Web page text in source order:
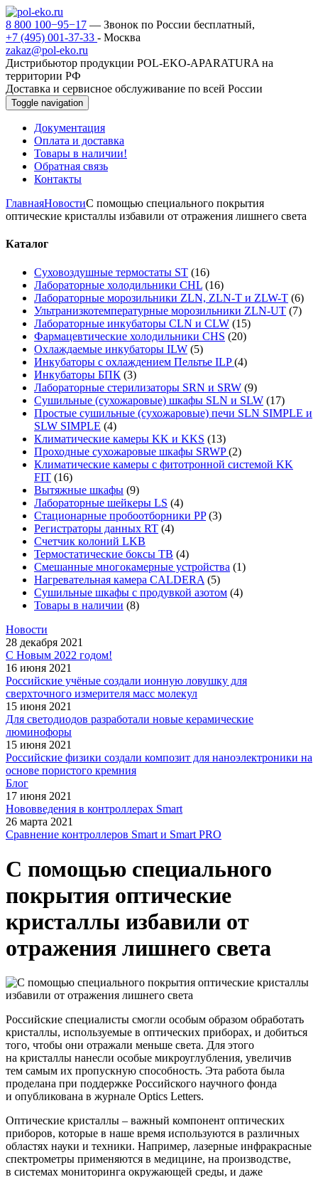
8 800 100−95−17 — Звонок по России бесплатный,
+7 (495) 001-37-33 - Москва
zakaz@pol-eko.ru
Дистрибьютор продукции POL-EKO-APARATURA на
территории РФ
Доставка и сервисное обслуживание по всей России
Toggle navigation
Документация
Оплата и доставка
Товары в наличии!
Обратная связь
Контакты
ГлавнаяНовостиС помощью специального покрытия
оптические кристаллы избавили от отражения лишнего света
Каталог
Суховоздушные термостаты ST (16)
Лабораторные холодильники CHL (16)
Лабораторные морозильники ZLN, ZLN-T и ZLW-T (6)
Ультранизкотемпературные морозильники ZLN-UT (7)
Лабораторные инкубаторы CLN и CLW (15)
Фармацевтические холодильники CHS (20)
Охлаждаемые инкубаторы ILW (5)
Инкубаторы с охлаждением Пельтье ILP(4)
Инкубаторы БПК (3)
Лабораторные стерилизаторы SRN и SRW (9)
Сушильные (сухожаровые) шкафы SLN и SLW (17)
Простые сушильные (сухожаровые) печи SLN SIMPLE и
SLW SIMPLE (4)
Климатические камеры KK и KKS (13)
Проходные сухожаровые шкафы SRWP(2)
Климатические камеры с фитотронной системой KK
FIT (16)
Вытяжные шкафы (9)
Лабораторные шейкеры LS (4)
Стационарные пробоотборники PP (3)
Регистраторы данных RT (4)
Счетчик колоний LKB
Термостатические боксы TB (4)
Смешанные многокамерные устройства (1)
Нагревательная камера CALDERA (5)
Сушильные шкафы с продувкой азотом (4)
Товары в наличии (8)
Новости
28 декабря 2021
С Новым 2022 годом!
16 июня 2021
Российские учёные создали ионную ловушку для
сверхточного измерителя масс молекул
15 июня 2021
Для светодиодов разработали новые керамические
люминофоры
15 июня 2021
Российские физики создали композит для наноэлектроники на
основе пористого кремния
Блог
17 июня 2021
Нововведения в контроллерах Smart
26 марта 2021
Сравнение контроллеров Smart и Smart PRO
С помощью специального
покрытия оптические
кристаллы избавили от
отражения лишнего света
Российские специалисты смогли особым образом обработать
кристаллы, используемые в оптических приборах, и добиться
того, чтобы они отражали меньше света. Для этого
на кристаллы нанесли особые микроуглубления, увеличив
тем самым их пропускную способность. Эта работа была
проделана при поддержке Российского научного фонда
и опубликована в журнале Optics Letters.
Оптические кристаллы – важный компонент оптических
приборов, которые в наше время используются в различных
областях науки и техники. Например, лазерные инфракрасные
спектрометры применяются в медицине, на производстве,
в системах мониторинга окружающей среды, и даже